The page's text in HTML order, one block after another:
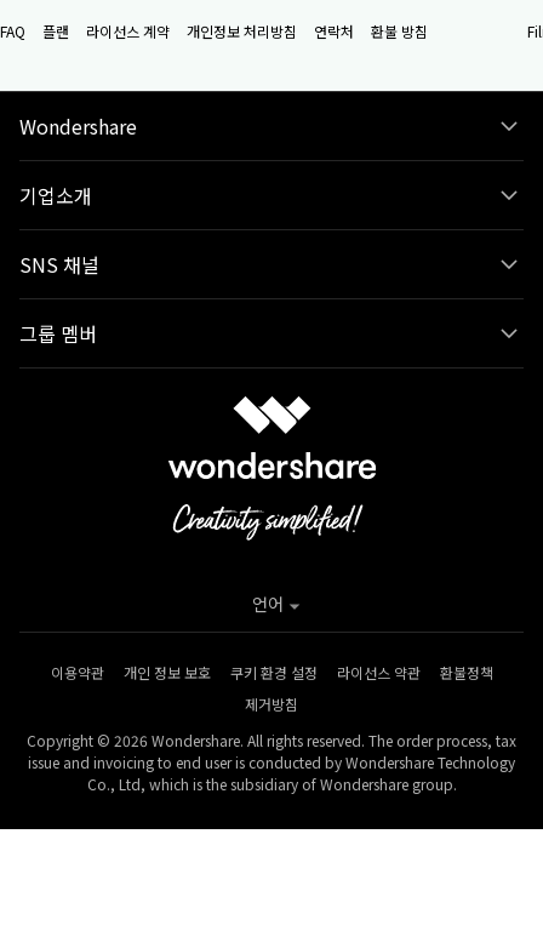
FAQ 플랜 라이선스 계약 개인정보 처리방침 연락처 환불 방침
Wondershare
기업소개
SNS 채널
그룹 멤버
이용약관 개인 정보 보호 쿠키 환경 설정 라이선스 약관
환불정책
제거방침
Copyright © 2026 Wondershare. All rights reserved. The order process, tax
issue and invoicing to end user is conducted by Wondershare Technology
Co., Ltd, which is the subsidiary of Wondershare group.
언어